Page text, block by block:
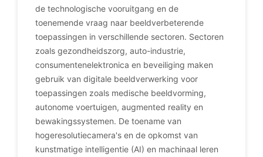
de technologische vooruitgang en de
toenemende vraag naar beeldverbeterende
toepassingen in verschillende sectoren. Sectoren
zoals gezondheidszorg, auto-industrie,
consumentenelektronica en beveiliging maken
gebruik van digitale beeldverwerking voor
toepassingen zoals medische beeldvorming,
autonome voertuigen, augmented reality en
bewakingssystemen. De toename van
hogeresolutiecamera's en de opkomst van
kunstmatige intelligentie (AI) en machinaal leren